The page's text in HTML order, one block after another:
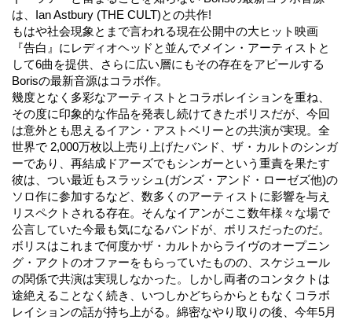
は、Ian Astbury (THE CULT)との共作!
もはや社会現象とまで言われる現在公開中の大ヒット映画
『告白』にレディオヘッドと並んでメイン・アーティストと
して6曲を提供、さらに広い層にもその存在をアピールする
Borisの最新音源はコラボ作。
幾度となく多彩なアーティストとコラボレイションを重ね、
その度に印象的な作品を発表し続けてきたボリスだが、今回
は意外とも思えるイアン・アストベリーとの共演が実現。全
世界で 2,000万枚以上売り上げたバンド、ザ・カルトのシンガ
ーであり、再結成ドアーズでもシンガーという重責を果たす
彼は、つい最近もスラッシュ(ガンズ・アンド・ローゼズ他)の
ソロ作に参加するなど、数多くのアーティストに影響を与え
リスペクトされる存在。そんなイアンがここ数年様々な場で
公言していた今最も気になるバンドが、ボリスだったのだ。
ボリスはこれまで何度かザ・カルトからライヴのオープニン
グ・アクトのオファーをもらっていたものの、スケジュール
の関係で共演は実現しなかった。しかし両者のコンタクトは
途絶えることなく続き、いつしかどちらからともなくコラボ
レイションの話が持ち上がる。綿密なやり取りの後、今年5月